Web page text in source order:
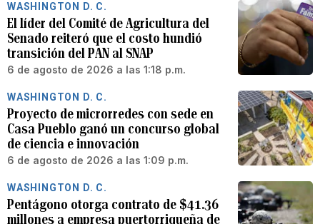
WASHINGTON D. C.
El líder del Comité de Agricultura del
Senado reiteró que el costo hundió
transición del PAN al SNAP
6 de agosto de 2026 a las 1:18 p.m.
WASHINGTON D. C.
Proyecto de microrredes con sede en
Casa Pueblo ganó un concurso global
de ciencia e innovación
6 de agosto de 2026 a las 1:09 p.m.
WASHINGTON D. C.
Pentágono otorga contrato de $41.36
millones a empresa puertorriqueña de